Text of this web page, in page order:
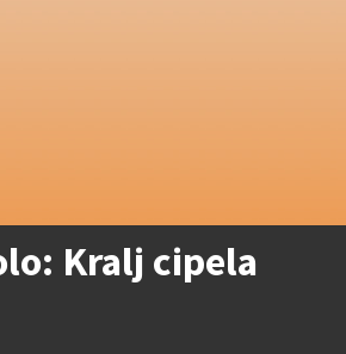
Kralj cipela